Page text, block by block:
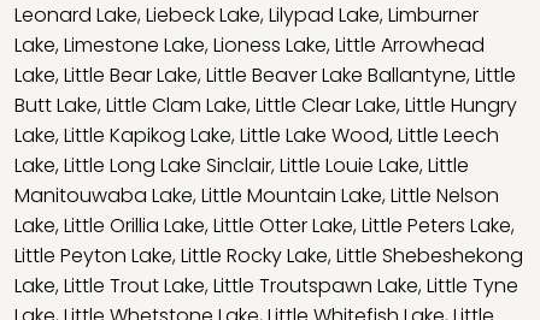
Leonard Lake,Liebeck Lake,Lilypad Lake,Limburner
Lake,Limestone Lake,Lioness Lake,Little Arrowhead
Lake,Little Bear Lake,Little Beaver Lake Ballantyne,Little
Butt Lake,Little Clam Lake,Little Clear Lake,Little Hungry
Lake,Little Kapikog Lake,Little Lake Wood,Little Leech
Lake,Little Long Lake Sinclair,Little Louie Lake,Little
Manitouwaba Lake,Little Mountain Lake,Little Nelson
Lake,Little Orillia Lake,Little Otter Lake,Little Peters Lake,
Little Peyton Lake,Little Rocky Lake,Little Shebeshekong
Lake,Little Trout Lake,Little Troutspawn Lake,Little Tyne